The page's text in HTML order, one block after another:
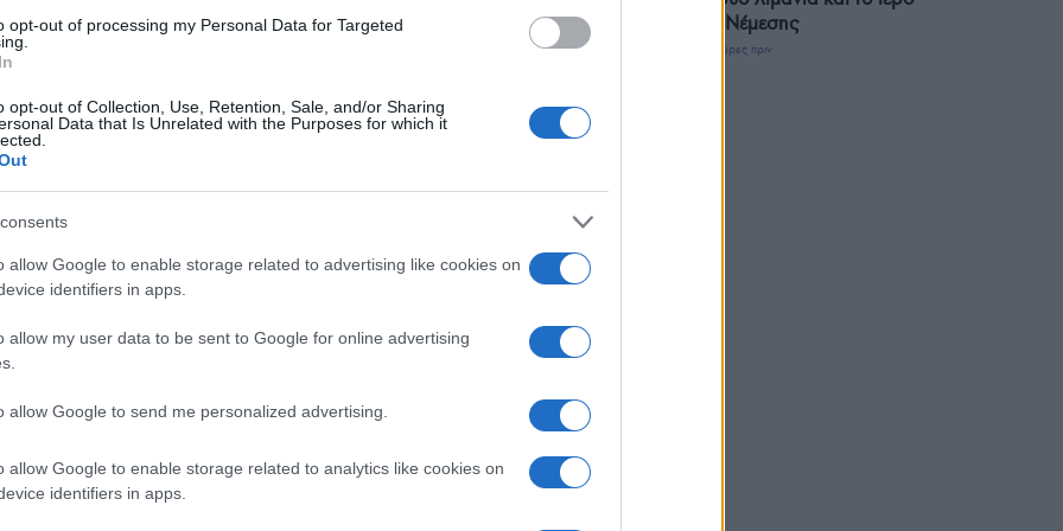
opt-out of processing my Personal Data for Targeted
opt-out of Collection, Use, Retention, Sale, and/or Sharing
Data that Is Unrelated with the Purposes for which it
allow Google to enable storage related to advertising like cookies on
identifiers in apps.
allow my user data to be sent to Google for online advertising
allow Google to send me personalized advertising.
allow Google to enable storage related to analytics like cookies on
identifiers in apps.
Θεσσαλονίκης
ετήσιο χειμερινό
Πολιτιστικός Σύλλογος Άργους
Ορεστικού «Η Καλλιθέα»
– Όταν οι
κάτι πολύ,
ΕΚΔΗΛΩΣΕΙΣ
Νεανική Εστία Αγίου
της Νέμεσης
3 ώρες πριν